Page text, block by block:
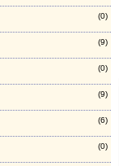
(0)
(9)
(0)
(9)
(6)
(0)